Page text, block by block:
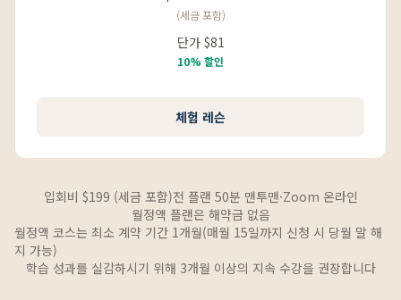
(세금 포함)
단가 $81
10% 할인
체험 레슨
입회비 $199 (세금 포함)전 플랜 50분 맨투맨·Zoom 온라인
월정액 플랜은 해약금 없음
월정액 코스는 최소 계약 기간 1개월(매월 15일까지 신청 시 당월 말 해
지 가능)
학습 성과를 실감하시기 위해 3개월 이상의 지속 수강을 권장합니다